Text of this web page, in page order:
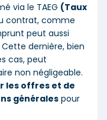
via le TAEG (Taux
contrat, comme
peut aussi
dernière, bien
cas, peut
non négligeable.
les offres et de
générales pour